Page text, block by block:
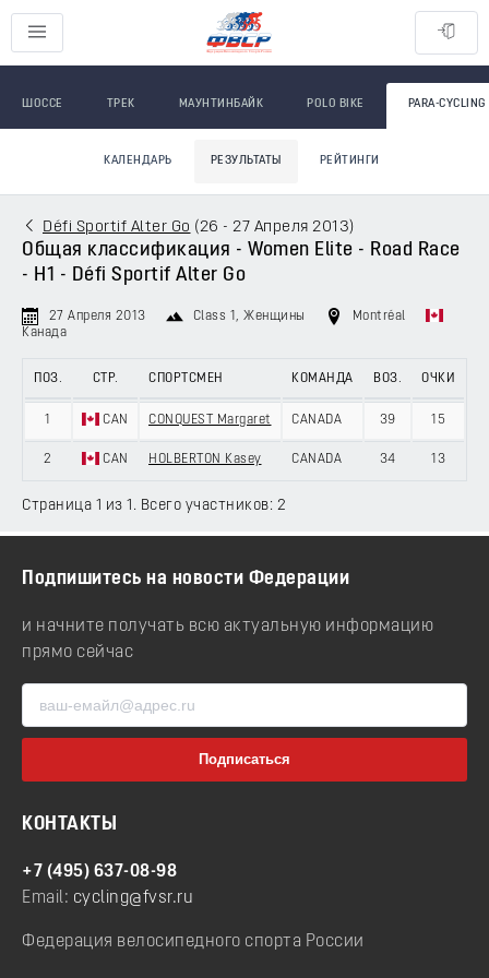
ШОССЕ ТРЕК МАУНТИНБАЙК POLO BIKE PARA-CYCLING
КАЛЕНДАРЬ РЕЗУЛЬТАТЫ РЕЙТИНГИ
Défi Sportif Alter Go (26 - 27 Апреля 2013)
Общая классификация - Women Elite - Road Race
- H1 - Défi Sportif Alter Go
27 Апреля 2013 Class 1 , Женщины
Montréal
Канада
ПОЗ. СТР. СПОРТСМЕН КОМАНДА ВОЗ. ОЧКИ
1 CAN CONQUEST Margaret CANADA 39 15
2 CAN HOLBERTON Kasey CANADA 34 13
Страница 1 из 1. Всего участников: 2
Подпишитесь на новости Федерации
и начните получать всю актуальную информацию
прямо сейчас
КОНТАКТЫ
+7 (495) 637-08-98
Email: cycling@fvsr.ru
Федерация велосипедного спорта России